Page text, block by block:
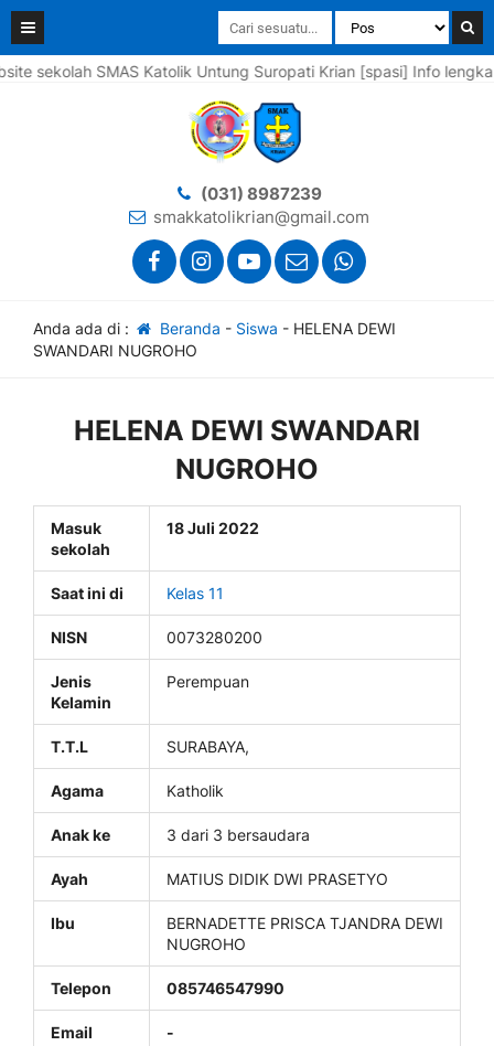
SMAS Katolik Untung Suropati Krian [spasi] Info
(031) 8987239
smakkatolikrian@gmail.com
Anda ada di : Beranda - Siswa - HELENA DEWI
SWANDARI NUGROHO
HELENA DEWI SWANDARI
NUGROHO
Masuk
sekolah
18 Juli 2022
Saat ini di Kelas 11
NISN 0073280200
Jenis
Kelamin
Perempuan
T.T.L SURABAYA,
Agama Katholik
Anak ke 3 dari 3 bersaudara
Ayah MATIUS DIDIK DWI PRASETYO
Ibu
BERNADETTE PRISCA TJANDRA DEWI
NUGROHO
Telepon 085746547990
Email -